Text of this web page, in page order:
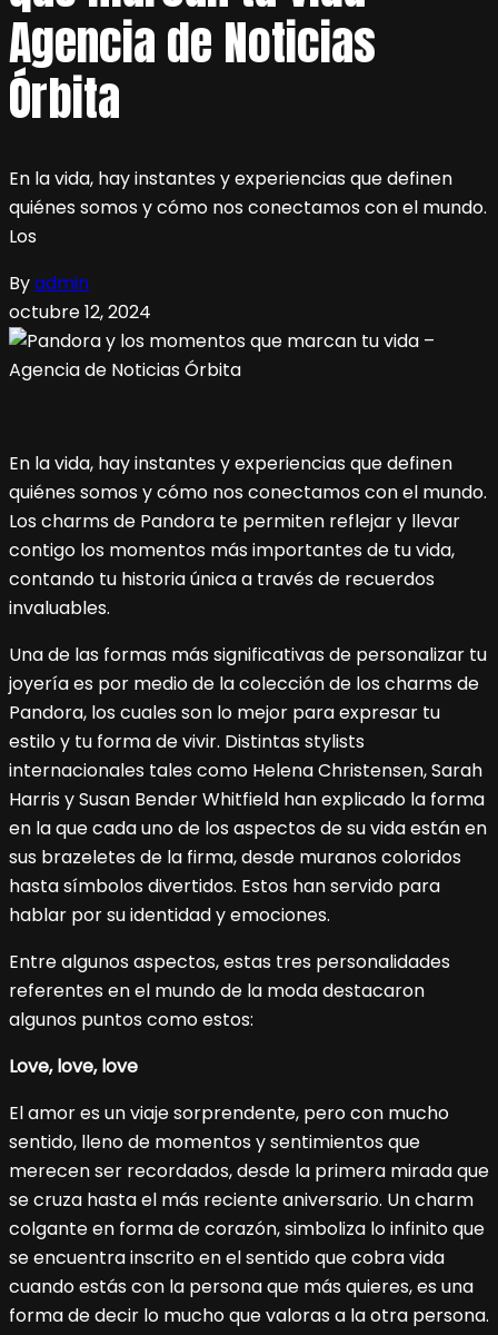
Agencia de Noticias
Órbita
En la vida, hay instantes y experiencias que definen
quiénes somos y cómo nos conectamos con el mundo.
Los
Byadmin
octubre 12, 2024
En la vida, hay instantes y experiencias que definen
quiénes somos y cómo nos conectamos con el mundo.
Los charms de Pandora te permiten reflejar y llevar
contigo los momentos más importantes de tu vida,
contando tu historia única a través de recuerdos
invaluables.
Una de las formas más significativas de personalizar tu
joyería es por medio de la colección de los charms de
Pandora, los cuales son lo mejor para expresar tu
estilo y tu forma de vivir. Distintas stylists
internacionales tales como Helena Christensen, Sarah
Harris y Susan Bender Whitfield han explicado la forma
en la que cada uno de los aspectos de su vida están en
sus brazeletes de la firma, desde muranos coloridos
hasta símbolos divertidos. Estos han servido para
hablar por su identidad y emociones.
Entre algunos aspectos, estas tres personalidades
referentes en el mundo de la moda destacaron
algunos puntos como estos:
Love, love, love
El amor es un viaje sorprendente, pero con mucho
sentido, lleno de momentos y sentimientos que
merecen ser recordados, desde la primera mirada que
se cruza hasta el más reciente aniversario. Un charm
colgante en forma de corazón, simboliza lo infinito que
se encuentra inscrito en el sentido que cobra vida
cuando estás con la persona que más quieres, es una
forma de decir lo mucho que valoras a la otra persona.